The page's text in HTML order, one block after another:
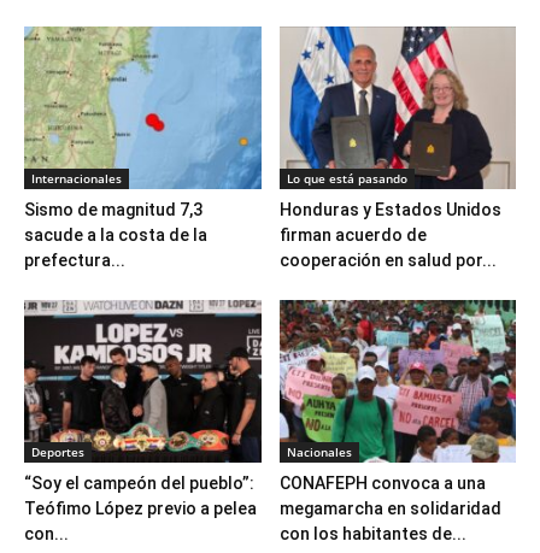
Internacionales
Sismo de magnitud 7,3
sacude a la costa de la
prefectura...
Lo que está pasando
Honduras y Estados Unidos
firman acuerdo de
cooperación en salud por...
Deportes
“Soy el campeón del pueblo”:
Teófimo López previo a pelea
con...
Nacionales
CONAFEPH convoca a una
megamarcha en solidaridad
con los habitantes de...